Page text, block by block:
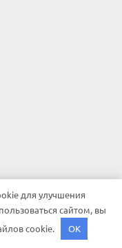
для улучшения
сайтом, вы
cookie.
OK